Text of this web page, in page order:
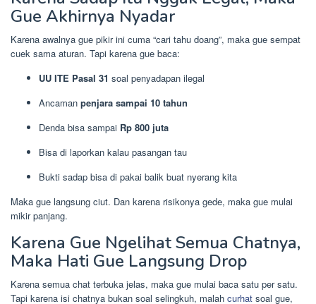
Gue Akhirnya Nyadar
Karena awalnya gue pikir ini cuma “cari tahu doang”, maka gue sempat
cuek sama aturan. Tapi karena gue baca:
UU ITE Pasal 31 soal penyadapan ilegal
Ancaman penjara sampai 10 tahun
Denda bisa sampai Rp 800 juta
Bisa di laporkan kalau pasangan tau
Bukti sadap bisa di pakai balik buat nyerang kita
Maka gue langsung ciut. Dan karena risikonya gede, maka gue mulai
mikir panjang.
Karena Gue Ngelihat Semua Chatnya,
Maka Hati Gue Langsung Drop
Karena semua chat terbuka jelas, maka gue mulai baca satu per satu.
Tapi karena isi chatnya bukan soal selingkuh, malah curhat soal gue,